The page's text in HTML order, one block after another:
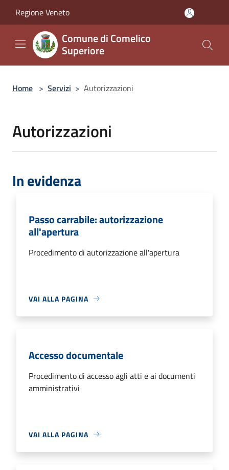
Regione Veneto
Comune di Comelico
Superiore
Home > Servizi > Autorizzazioni
Autorizzazioni
In evidenza
Passo carrabile: autorizzazione
all'apertura
Procedimento di autorizzazione all'apertura
VAI ALLA PAGINA
Accesso documentale
Procedimento di accesso agli atti e ai documenti
amministrativi
VAI ALLA PAGINA